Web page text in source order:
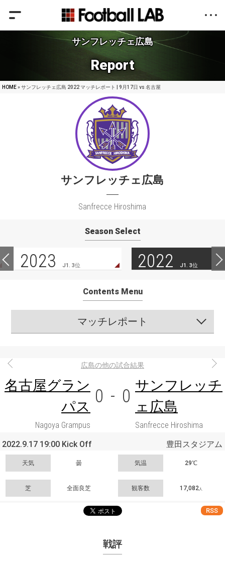
サンフレッチェ広島
Report
HOME» サンフレッチェ広島 2022 マッチレポート | 9月17日 vs 名古屋
サンフレッチェ広島
Sanfrecce Hiroshima
Season Select
2023 J1. 3位 2022 J1. 3位
Contents Menu
マッチレポート
広島の他の試合結果
名古屋グラン
パス 0 - 0
サンフレッチ
ェ広島
Nagoya Grampus
Sanfrecce Hiroshima
2022.9.17 19:00 Kick Off
豊田スタジアム
天気 曇 気温 29℃
芝 全面良芝 観客数 17,082人
RSS
戦評